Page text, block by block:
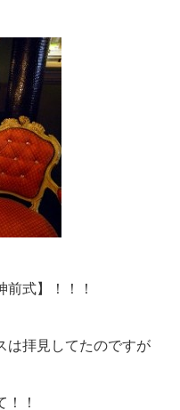
式】！！！
は拝見してたのですが
！